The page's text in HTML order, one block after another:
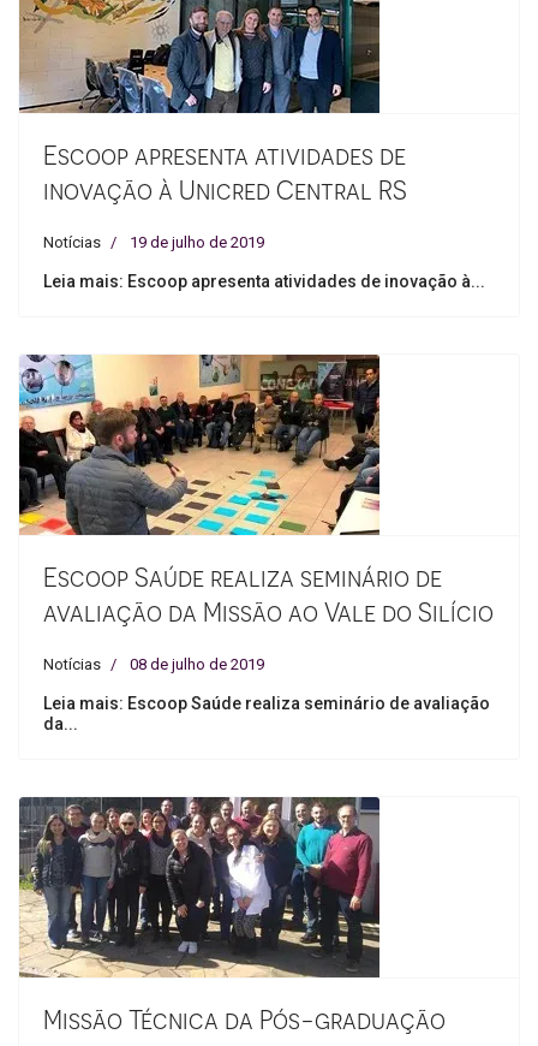
Escoop apresenta atividades de
inovação à Unicred Central RS
Notícias 19 de julho de 2019
Leia mais: Escoop apresenta atividades de inovação à...
Escoop Saúde realiza seminário de
avaliação da Missão ao Vale do Silício
Notícias 08 de julho de 2019
Leia mais: Escoop Saúde realiza seminário de avaliação
da...
Missão Técnica da Pós-graduação